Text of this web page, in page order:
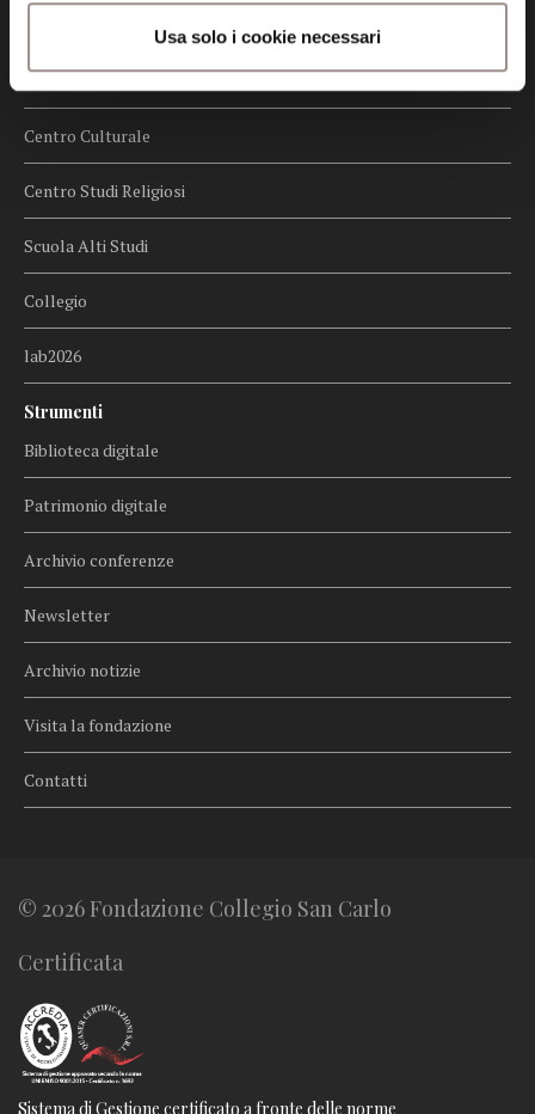
Usa solo i cookie necessari
Biblioteca
Centro Culturale
Centro Studi Religiosi
Scuola Alti Studi
Collegio
lab2026
Strumenti
Biblioteca digitale
Patrimonio digitale
Archivio conferenze
Newsletter
Archivio notizie
Visita la fondazione
Contatti
© 2026 Fondazione Collegio San Carlo
Certificata
Sistema di Gestione certificato a fronte delle norme